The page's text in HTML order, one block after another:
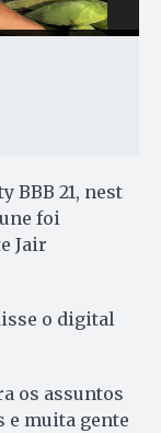
BBB 21, nest
foi
Jair
o digital
os assuntos
e muita gente